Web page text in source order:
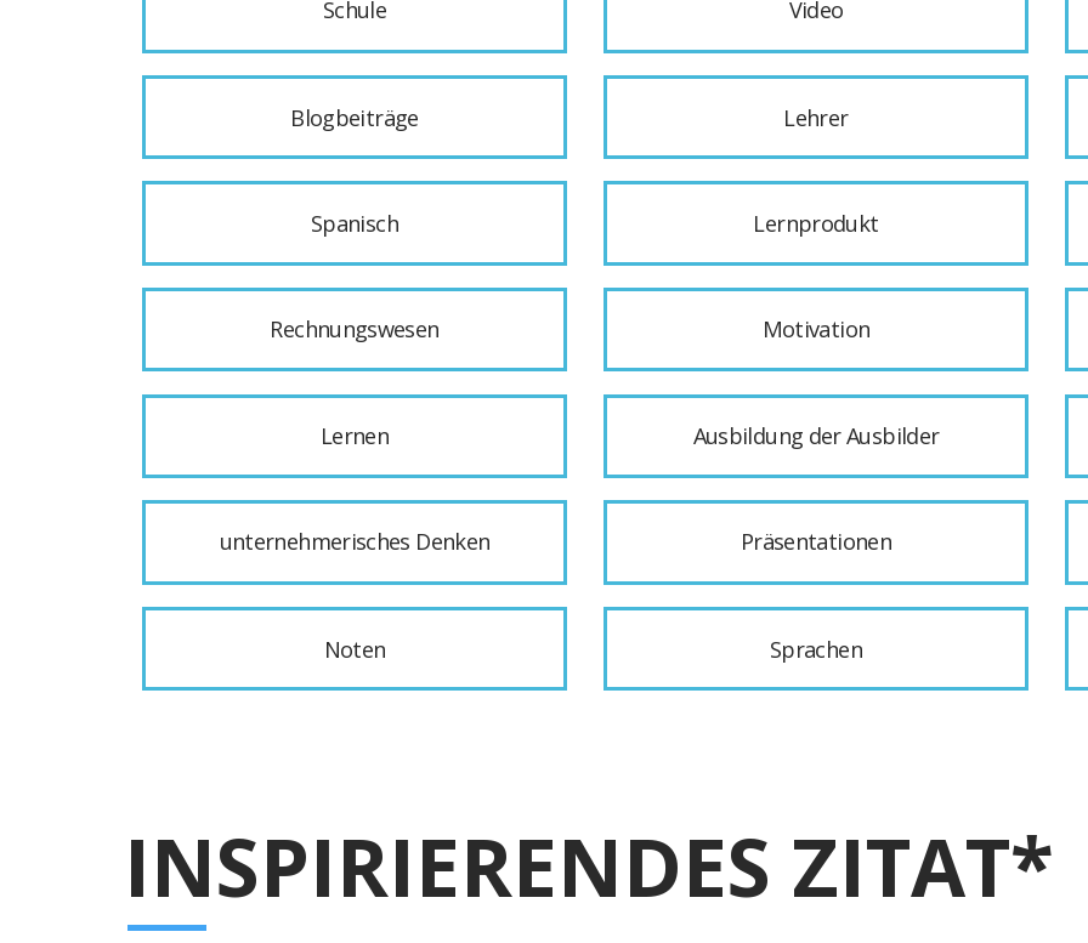
Schule Video
Blogbeiträge Lehrer
Spanisch Lernprodukt
Rechnungswesen Motivation
Lernen Ausbildung der Ausbilder
unternehmerisches Denken Präsentationen
Noten Sprachen
INSPIRIERENDES ZITAT*